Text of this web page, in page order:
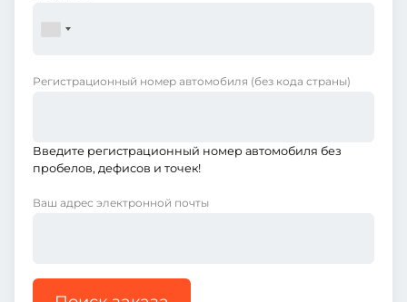
Регистрационный номер автомобиля (без кода страны)
Введите регистрационный номер автомобиля без
пробелов, дефисов и точек!
Ваш адрес электронной почты